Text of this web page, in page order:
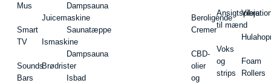
Mus
Smart
TV
Sounds
Bars
Juicemaskine
Ismaskine
Brødrister
Dampsauna
Saunatæppe
Dampsauna
Isbad
Beroligende
Cremer
CBD-
olier
og
Ansigtspleje
til mænd
Voks
og
strips
Foam
Rollers